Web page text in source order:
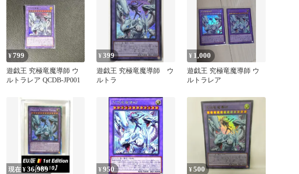
¥799
遊戯王 究極竜魔導師 ウ
ルトラレア QCDB-JP001
¥399
遊戯王 究極竜魔導師 ウ
ルトラ
¥ 1,000
遊戯王 究極竜魔導師 ウ
ルトラレア
現在 ¥36,989 ¥950 ¥500